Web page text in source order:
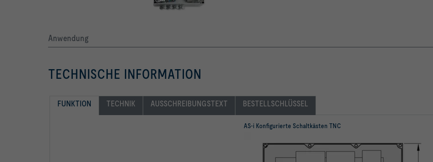
Anwendung
TECHNISCHE INFORMATION
FUNKTION TECHNIK AUSSCHREIBUNGSTEXT BESTELLSCHLÜSSEL
AS-i Konfigurierte Schaltkästen TNC